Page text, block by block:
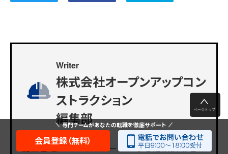
Writer
株式会社オープンアップコン
ストラクション
編集部
施工管理・CADオペレーターなど建設技術者の
専門チームがあなたの転職を徹底サポート
会員登録（無料）